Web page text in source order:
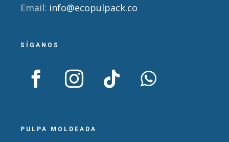
Email: info@ecopulpack.co
SÍGANOS
PULPA MOLDEADA